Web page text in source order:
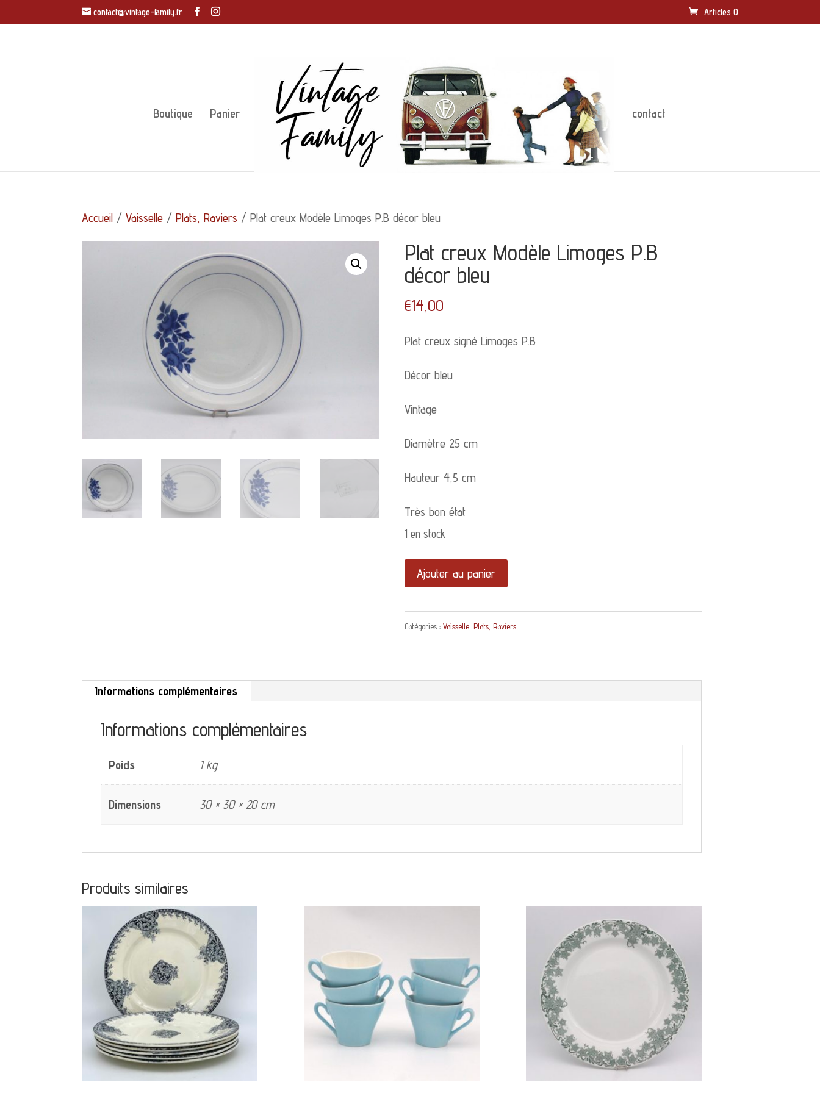
contact@vintage-family.fr Articles 0
Boutique Panier contact
Accueil /Vaisselle /Plats, Raviers / Plat creux Modèle Limoges P.B décor bleu
Plat creux Modèle Limoges P.B
décor bleu
€14,00
Plat creux signé Limoges P.B
Décor bleu
Vintage
Diamètre 25 cm
Hauteur 4,5 cm
Très bon état
1 en stock
quantité
de
Plat
creux
Limoges
P.B
Ajouter au panier
Catégories : Vaisselle, Plats, Raviers
Informations complémentaires
Informations complémentaires
Poids 1 kg
Dimensions 30 × 30 × 20 cm
Produits similaires